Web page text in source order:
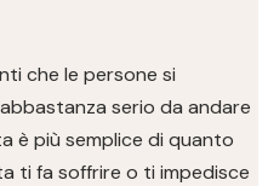
che le persone si
serio da andare
è più semplice di quanto
ti fa soffrire o ti impedisce